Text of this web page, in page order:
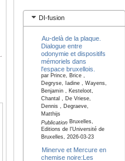
DI-fusion
Au-delà de la plaque.
Dialogue entre
odonymie et dispositifs
mémoriels dans
l'espace bruxellois.
par Prince, Brice ,
Degryse, Iadine , Wayens,
Benjamin , Kesteloot,
Chantal , De Vriese,
Dennis , Degraeve,
Matthijs
PublicationBruxelles,
Editions de l'Université de
Bruxelles, 2026-03-23
Minerve et Mercure en
chemise noire:Les